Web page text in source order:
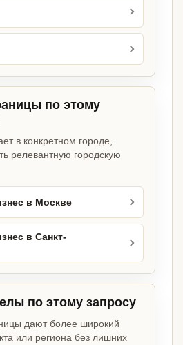
по этому
в конкретном городе,
релевантную городскую
в Москве
в Санкт-
по этому запросу
дают более широкий
или региона без лишних